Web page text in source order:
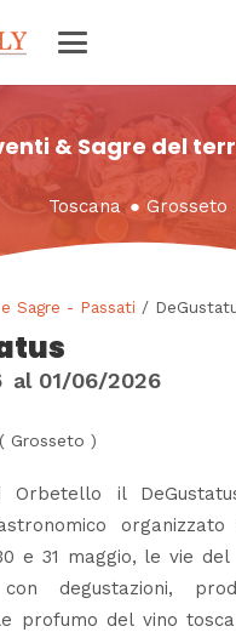
& Sagre del
Toscana ●Grosseto
Sagre - Passati /
al 01/06/2026
( Grosseto )
Orbetello il
e 31 maggio, le vie
con degustazioni,
profumo del vino